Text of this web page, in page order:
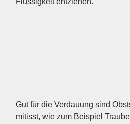
Gut für die Verdauung sind
mitisst, wie zum Beispiel
Papaya. Eine richtige